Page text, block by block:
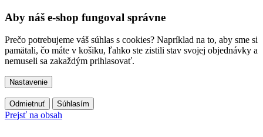
Aby náš e-shop fungoval správne
Prečo potrebujeme váš súhlas s cookies? Napríklad na to, aby sme si
pamätali, čo máte v košiku, ľahko ste zistili stav svojej objednávky a
nemuseli sa zakaždým prihlasovať.
Nastavenie
Odmietnuť Súhlasím
Prejsť na obsah